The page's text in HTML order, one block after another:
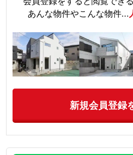
あんな物件やこんな物件...
新規会員登録